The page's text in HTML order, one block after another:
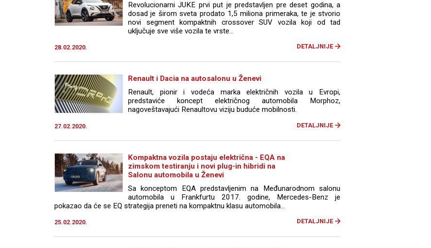
Revolucionarni JUKE prvi put je predstavljen pre deset godina, a
dosad je širom sveta prodato 1,5 miliona primeraka, te je stvorio
novi segment kompaktnih crossover SUV vozila koji od tad
uključuje sve više vozila te vrste...
28.02.2020. DETALJNIJE
Renault i Dacia na autosalonu u Ženevi
Renault, pionir i vodeća marka električnih vozila u Evropi,
predstaviće koncept električnog automobila Morphoz,
nagoveštavajući Renaultovu viziju buduće mobilnosti.
27.02.2020. DETALJNIJE
Kompaktna vozila postaju električna - EQA na
zimskom testiranju i novi plug-in hibridi na
Salonu automobila u Ženevi
Sa konceptom EQA predstavljenim na Međunarodnom salonu
automobila u Frankfurtu 2017. godine, Mercedes-Benz je
pokazao da će se EQ strategija preneti na kompaktnu klasu automobila...
25.02.2020. DETALJNIJE